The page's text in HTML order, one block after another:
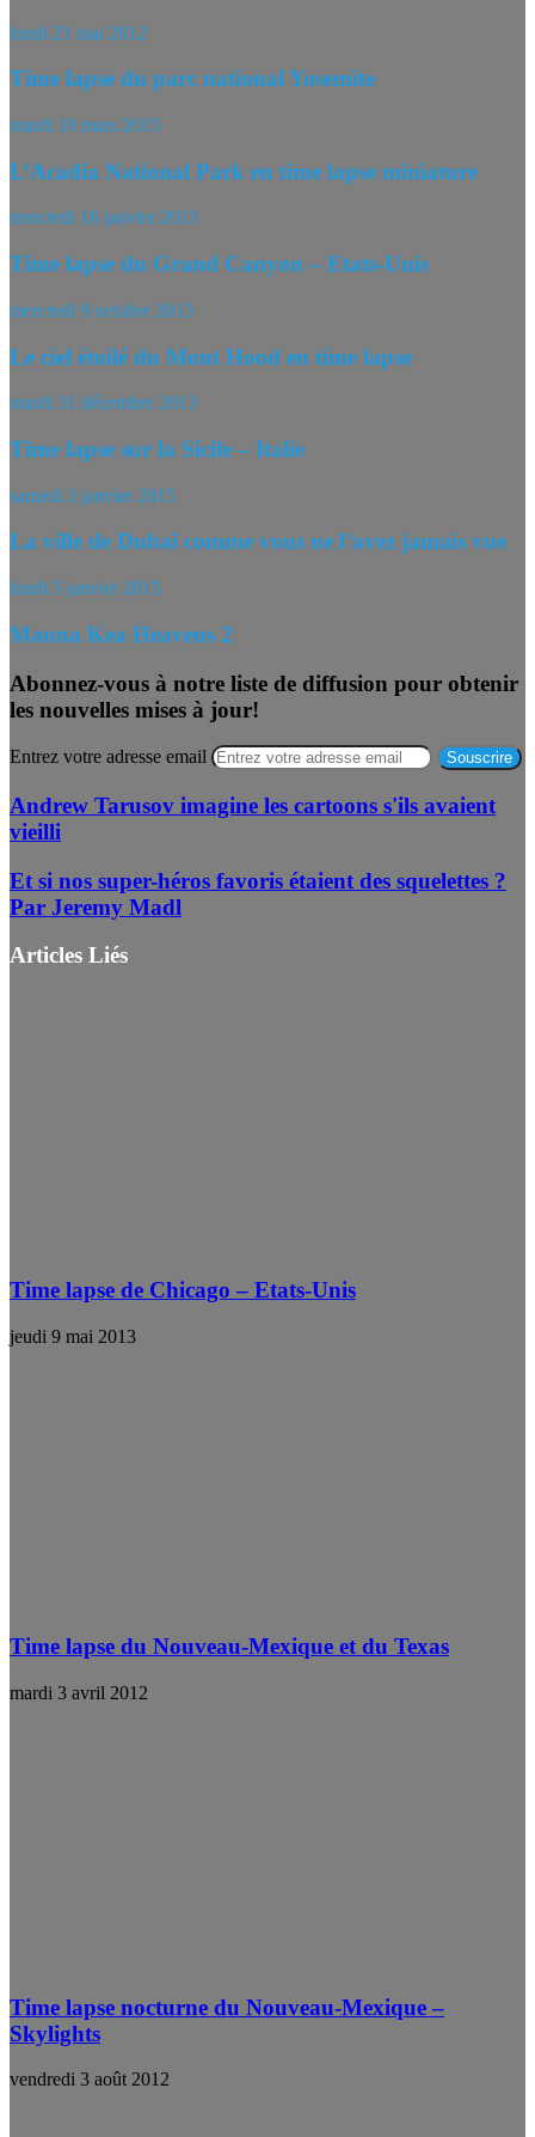
lundi 21 mai 2012
Time lapse du parc national Yosemite
mardi 10 mars 2015
L’Acadia National Park en time lapse miniature
mercredi 16 janvier 2013
Time lapse du Grand Canyon – Etats-Unis
mercredi 9 octobre 2013
Le ciel étoilé du Mont Hood en time lapse
mardi 31 décembre 2013
Time lapse sur la Sicile – Italie
samedi 3 janvier 2015
La ville de Dubaï comme vous ne l’avez jamais vue
lundi 5 janvier 2015
Mauna Kea Heavens 2
Abonnez-vous à notre liste de diffusion pour obtenir
les nouvelles mises à jour!
Entrez votre adresse email
Andrew Tarusov imagine les cartoons s'ils avaient
vieilli
Et si nos super-héros favoris étaient des squelettes ?
Par Jeremy Madl
Articles Liés
Time lapse de Chicago – Etats-Unis
jeudi 9 mai 2013
Time lapse du Nouveau-Mexique et du Texas
mardi 3 avril 2012
Time lapse nocturne du Nouveau-Mexique –
Skylights
vendredi 3 août 2012